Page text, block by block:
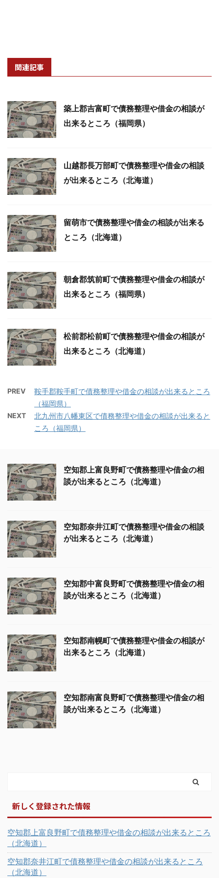
関連記事
築上郡吉富町で債務整理や借金の相談が
出来るところ（福岡県）
山越郡長万部町で債務整理や借金の相談
が出来るところ（北海道）
留萌市で債務整理や借金の相談が出来る
ところ（北海道）
朝倉郡筑前町で債務整理や借金の相談が
出来るところ（福岡県）
松前郡松前町で債務整理や借金の相談が
出来るところ（北海道）
PREV
鞍手郡鞍手町で債務整理や借金の相談が出来るところ
（福岡県）
NEXT
北九州市八幡東区で債務整理や借金の相談が出来ると
ころ（福岡県）
空知郡上富良野町で債務整理や借金の相
談が出来るところ（北海道）
空知郡奈井江町で債務整理や借金の相談
が出来るところ（北海道）
空知郡中富良野町で債務整理や借金の相
談が出来るところ（北海道）
空知郡南幌町で債務整理や借金の相談が
出来るところ（北海道）
空知郡南富良野町で債務整理や借金の相
談が出来るところ（北海道）
新しく登録された情報
空知郡上富良野町で債務整理や借金の相談が出来るところ
（北海道）
空知郡奈井江町で債務整理や借金の相談が出来るところ
（北海道）